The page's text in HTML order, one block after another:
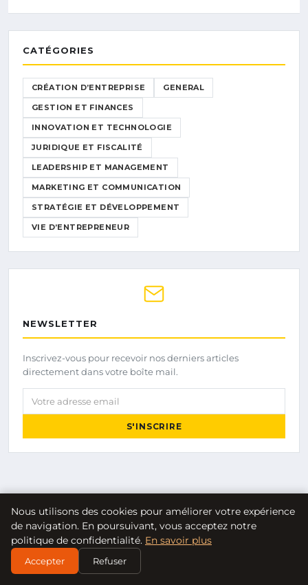
CATÉGORIES
CRÉATION D’ENTREPRISE GENERAL
GESTION ET FINANCES
INNOVATION ET TECHNOLOGIE
JURIDIQUE ET FISCALITÉ
LEADERSHIP ET MANAGEMENT
MARKETING ET COMMUNICATION
STRATÉGIE ET DÉVELOPPEMENT
VIE D’ENTREPRENEUR
NEWSLETTER
Inscrivez-vous pour recevoir nos derniers articles
directement dans votre boîte mail.
Votre adresse email
S'INSCRIRE
Le Nomade
Show
Nous utilisons des cookies pour améliorer votre expérience
de navigation. En poursuivant, vous acceptez notre
politique de confidentialité. En savoir plus
Accepter Refuser